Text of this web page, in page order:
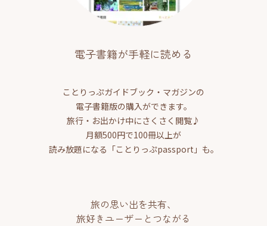
電子書籍が手軽に読める
ことりっぷガイドブック・マガジンの
電子書籍版の購入ができます。
旅行・お出かけ中にさくさく閲覧♪
月額500円で100冊以上が
読み放題になる「ことりっぷpassport」も。
旅の思い出を共有、
旅好きユーザーとつながる